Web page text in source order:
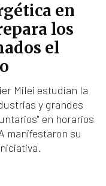
en
los
el
Milei estudian la
y grandes
en horarios
manifestaron su